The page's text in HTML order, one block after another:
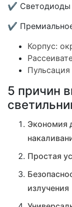
✔ Светодиоды
✔
Корпус:
Пульсация
5 причин
Экономия
Простая
излучения